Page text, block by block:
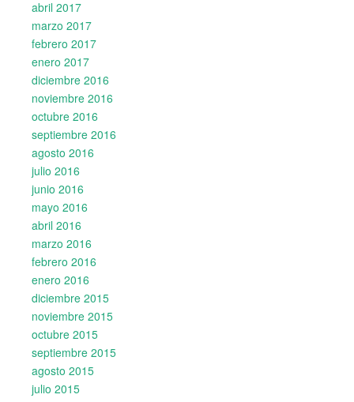
abril 2017
marzo 2017
febrero 2017
enero 2017
diciembre 2016
noviembre 2016
octubre 2016
septiembre 2016
agosto 2016
julio 2016
junio 2016
mayo 2016
abril 2016
marzo 2016
febrero 2016
enero 2016
diciembre 2015
noviembre 2015
octubre 2015
septiembre 2015
agosto 2015
julio 2015